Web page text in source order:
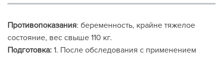
Противопоказания: беременность, крайне тяжелое
состояние, вес свыше 110 кг.
Подготовка: 1. После обследования с применением